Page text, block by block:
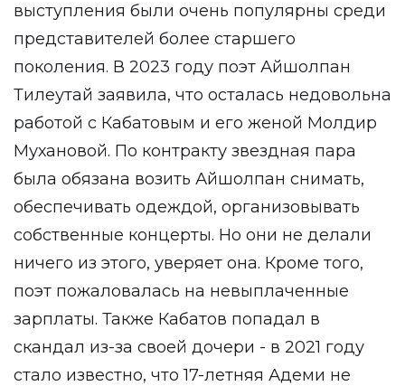
выступления были очень популярны среди
представителей более старшего
поколения. В 2023 году поэт Айшолпан
Тилеутай заявила, что осталась недовольна
работой с Кабатовым и его женой Молдир
Мухановой. По контракту звездная пара
была обязана возить Айшолпан снимать,
обеспечивать одеждой, организовывать
собственные концерты. Но они не делали
ничего из этого, уверяет она. Кроме того,
поэт пожаловалась на невыплаченные
зарплаты. Также Кабатов попадал в
скандал из-за своей дочери - в 2021 году
стало известно, что 17-летняя Адеми не